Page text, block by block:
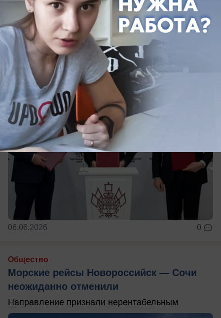
ТРЦ, музей, ресторан: какие соглашения
по Сочи достигли на экономическом
форуме в Санкт-Петербурге
Их подписали, как мэр города, так и губернатор
06.06.2026 0
Общество
Морские рейсы Новороссийск — Сочи
неожиданно отменили
Направление признали нерентабельным